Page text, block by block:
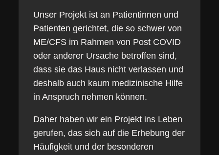
Unser Projekt ist an Patientinnen und
Patienten gerichtet, die so schwer von
ME/CFS im Rahmen von Post COVID
oder anderer Ursache betroffen sind,
dass sie das Haus nicht verlassen und
deshalb auch kaum medizinische Hilfe
in Anspruch nehmen können.
Daher haben wir ein Projekt ins Leben
gerufen, das sich auf die Erhebung der
Häufigkeit und der besonderen